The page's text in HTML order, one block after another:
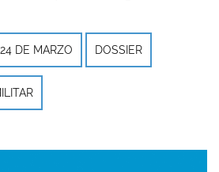
24 DE MARZO DOSSIER